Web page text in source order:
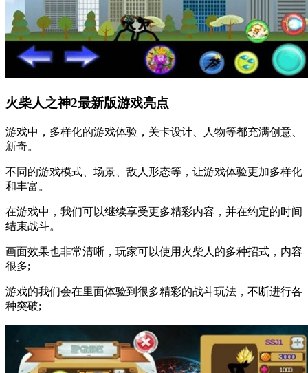
火柴人之神2最新版游戏亮点
游戏中，多样化的游戏体验，关卡设计、人物等都充满创意、
新奇。
不同的游戏模式、场景、敌人形态等，让游戏体验更加多样化
和丰富。
在游戏中，我们可以继续享受更多精彩内容，并在约定的时间
结束战斗。
画面效果也非常清晰，玩家可以使用火柴人的多种招式，内容
很多;
游戏的我们会在里面体验到很多精彩的战斗玩法，不断进行各
种突破;